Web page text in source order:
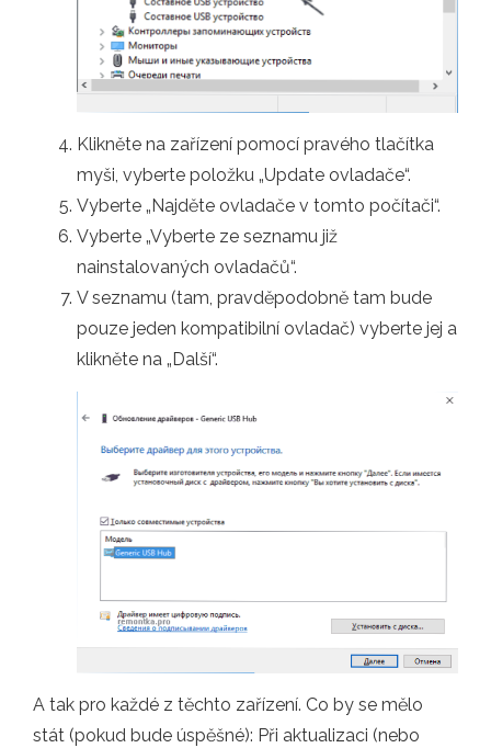
Klikněte na zařízení pomocí pravého tlačítka
myši, vyberte položku „Update ovladače“.
Vyberte „Najděte ovladače v tomto počítači“.
Vyberte „Vyberte ze seznamu již
nainstalovaných ovladačů“.
V seznamu (tam, pravděpodobně tam bude
pouze jeden kompatibilní ovladač) vyberte jej a
klikněte na „Další“.
A tak pro každé z těchto zařízení. Co by se mělo
stát (pokud bude úspěšné): Při aktualizaci (nebo